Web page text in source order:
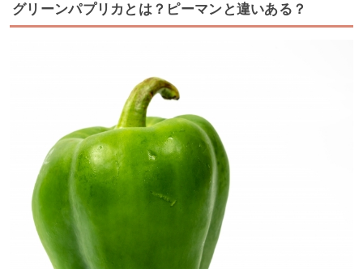
グリーンパプリカとは？ピーマンと違いある？